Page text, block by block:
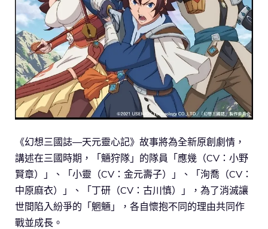
《幻想三國誌—天元靈心記》故事將為全新原創劇情，
講述在三國時期，「魎狩隊」的隊員「應幾（CV：小野
賢章）」、「小靈（CV：金元壽子）」、「洵喬（CV：
中原麻衣）」、「丁研（CV：古川慎）」，為了消滅讓
世間陷入紛爭的「魍魎」，各自懷抱不同的理由共同作
戰並成長。